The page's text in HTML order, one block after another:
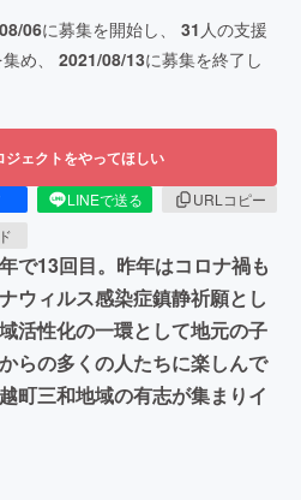
06に募集を開始し、 31 人の支援
め、 2021/08/13に募集を終了し
ジェクトをやってほしい
LINEで送る
URLコピー
で13回目。昨年はコロナ禍も
ウィルス感染症鎮静祈願とし
活性化の一環として地元の子
らの多くの人たちに楽しんで
町三和地域の有志が集まりイ